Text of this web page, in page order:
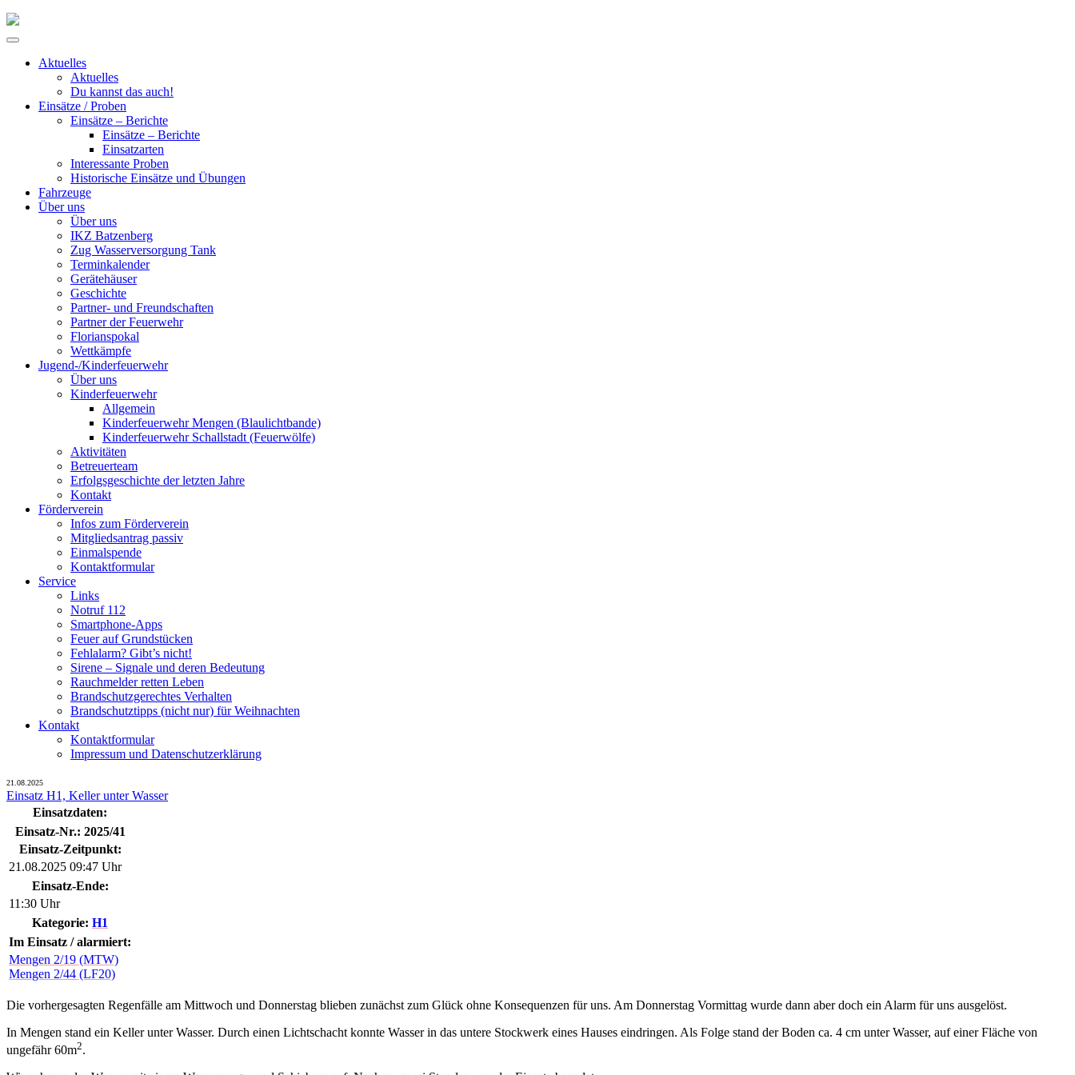
Skip
Primary
Aktuelles
Aktuelles
Du kannst das auch!
Einsätze / Proben
Einsätze – Berichte
Einsätze – Berichte
Einsatzarten
Interessante Proben
Historische Einsätze und Übungen
Fahrzeuge
Über uns
Über uns
IKZ Batzenberg
Zug Wasserversorgung Tank
Terminkalender
Gerätehäuser
Geschichte
Partner- und Freundschaften
Partner der Feuerwehr
Florianspokal
Wettkämpfe
Jugend-/Kinderfeuerwehr
Über uns
Kinderfeuerwehr
Allgemein
Kinderfeuerwehr Mengen (Blaulichtbande)
Kinderfeuerwehr Schallstadt (Feuerwölfe)
Aktivitäten
Betreuerteam
Erfolgsgeschichte der letzten Jahre
Kontakt
Förderverein
Infos zum Förderverein
Mitgliedsantrag passiv
Einmalspende
Kontaktformular
Service
Links
Notruf 112
Smartphone-Apps
Feuer auf Grundstücken
Fehlalarm? Gibt’s nicht!
Sirene – Signale und deren Bedeutung
Rauchmelder retten Leben
Brandschutzgerechtes Verhalten
Brandschutztipps (nicht nur) für Weihnachten
Kontakt
Kontaktformular
Impressum und Datenschutzerklärung
21.08.2025
Einsatz H1, Keller unter Wasser
Einsatzdaten:
Einsatz-Nr.: 2025/41
Einsatz-Zeitpunkt:
21.08.2025 09:47 Uhr
Einsatz-Ende:
11:30 Uhr
Kategorie: H1
Im Einsatz / alarmiert:
Mengen 2/19 (MTW)
Mengen 2/44 (LF20)
Die vorhergesagten Regenfälle am Mittwoch und Donnerstag blieben zunächst zum Glück ohne Konsequenzen für uns. Am Donnerstag Vormittag wurde dann aber doch ein Alarm für uns ausgelöst.
In Mengen stand ein Keller unter Wasser. Durch einen Lichtschacht konnte Wasser in das untere Stockwerk eines Hauses eindringen. Als Folge stand der Boden ca. 4 cm unter Wasser, auf einer Fläche von
ungefähr 60m2.